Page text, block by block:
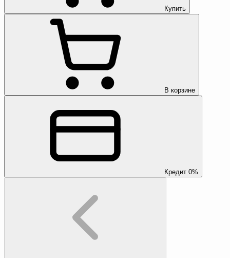
Купить
В корзине
Кредит 0%